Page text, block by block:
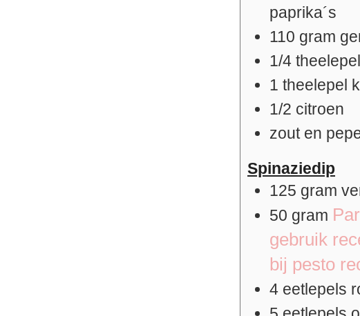
paprika´s
110 gram
1/4 theelepel
1 theelepel
1/2 citroen
zout en
Spinaziedip
125 gram
50 gram
gebruik
bij pesto
4 eetlepels